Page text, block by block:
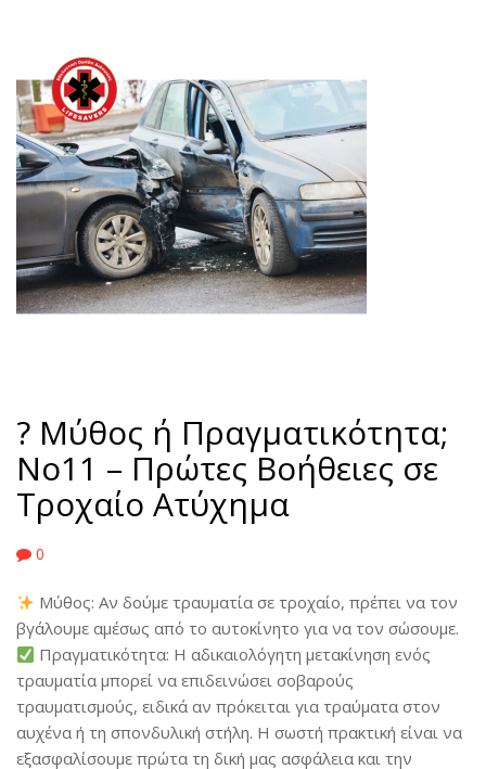
? Μύθος ή Πραγματικότητα;
No11 – Πρώτες Βοήθειες σε
Τροχαίο Ατύχημα
0
Μύθος: Αν δούμε τραυματία σε τροχαίο, πρέπει να τον
βγάλουμε αμέσως από το αυτοκίνητο για να τον σώσουμε.
Πραγματικότητα: Η αδικαιολόγητη μετακίνηση ενός
τραυματία μπορεί να επιδεινώσει σοβαρούς
τραυματισμούς, ειδικά αν πρόκειται για τραύματα στον
αυχένα ή τη σπονδυλική στήλη. Η σωστή πρακτική είναι να
εξασφαλίσουμε πρώτα τη δική μας ασφάλεια και την